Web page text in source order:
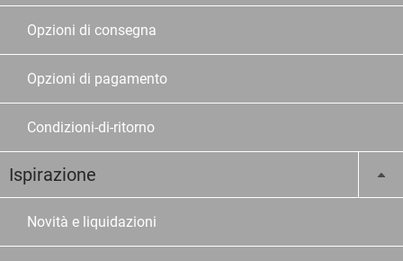
Opzioni di consegna
Opzioni di pagamento
Condizioni-di-ritorno
Ispirazione
Novità e liquidazioni